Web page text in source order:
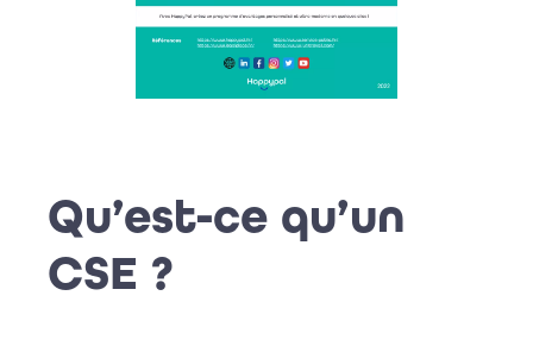
Qu’est-ce qu’un
CSE ?